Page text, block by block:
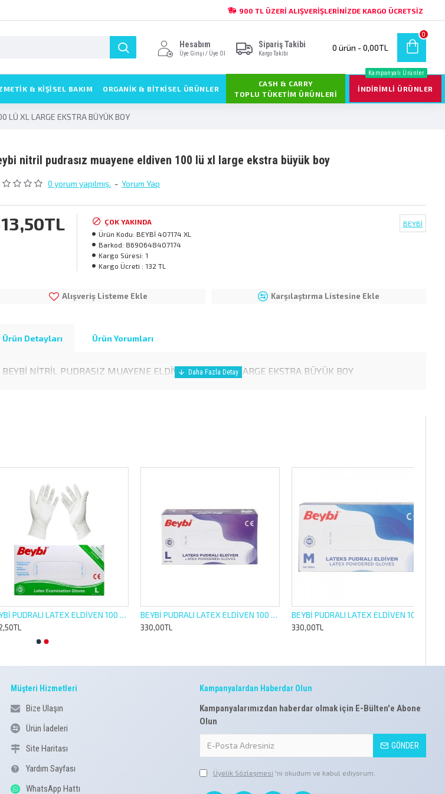
900 TL ÜZERI ALIŞVERIŞLERINIZDE KARGO ÜCRETSIZ
Hesabım
Üye Girişi / Üye Ol
Sipariş Takibi
Kargo Takibi
0 ürün - 0,00TL
0
& KIŞISEL BAKIM ORGANİK & BİTKİSEL ÜRÜNLER
CASH & CARRY
TOPLU TÜKETIM ÜRÜNLERI
İNDIRIMLI ÜRÜNLER
Kampanyalı Ürünler
LÜ XL LARGE EKSTRA BÜYÜK BOY
ni̇tri̇l pudrasiz muayene eldi̇ven 100 lü xl large ekstra büyük boy
0 yorum yapılmış. - Yorum Yap
ÇOK YAKINDA
Ürün Kodu: BEYBİ 407174 XL
Barkod: 8690648407174
Kargo Süresi: 1
Kargo Ücreti : 132 TL
BEYBİ
Alışveriş Listeme Ekle Karşılaştırma Listesine Ekle
Ürün Detayları Ürün Yorumları
BEYBİ NİTRİL PUDRASIZ MUAYENE ELDİVEN 100 LÜ XL LARGE EKSTRA BÜYÜK BOY
BEYBİ PUDRALI LATEX ELDİVEN 100 LÜ L LARGE BOY BEYBİ PUDRALI LATEX ELDİVEN 100 LÜ L LARGE BÜYÜK BOY
330,00TL
BEYBİ PUDRALI LATEX ELDİVEN 100 LÜ M MEDİUM ORTA
330,00TL
Müşteri Hizmetleri
Bize Ulaşın
Ürün İadeleri
Site Haritası
Yardım Sayfası
WhatsApp Hattı
Kampanyalardan Haberdar Olun
Kampanyalarımızdan haberdar olmak için E-Bülten'e Abone
Olun
GÖNDER
Üyelik Sözleşmesi 'ni okudum ve kabul ediyorum.